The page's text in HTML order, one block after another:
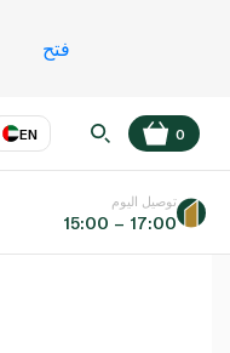
فتح
EN
عر
0
توصيل اليوم
15:00 – 17:00